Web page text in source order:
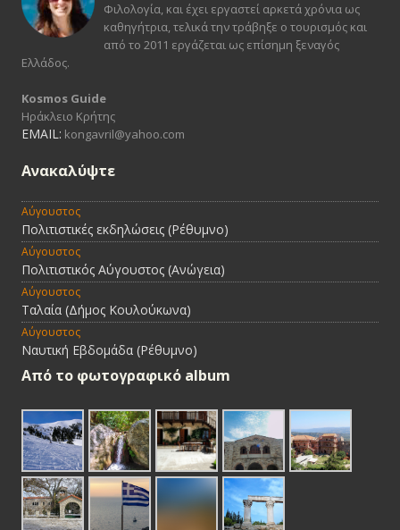
Φιλολογία, και έχει εργαστεί αρκετά χρόνια ως
καθηγήτρια, τελικά την τράβηξε ο τουρισμός και
από το 2011 εργάζεται ως επίσημη ξεναγός
Ελλάδος.
Kosmos Guide
Ηράκλειο Κρήτης
EMAIL: kongavril@yahoo.com
Ανακαλύψτε
Αύγουστος
Πολιτιστικές εκδηλώσεις (Ρέθυμνο)
Αύγουστος
Πολιτιστικός Αύγουστος (Ανώγεια)
Αύγουστος
Ταλαία (Δήμος Κουλούκωνα)
Αύγουστος
Ναυτική Εβδομάδα (Ρέθυμνο)
Από τo φωτογραφικό album